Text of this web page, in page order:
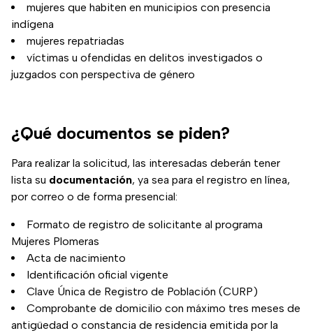
mujeres que habiten en municipios con presencia
indígena
mujeres repatriadas
víctimas u ofendidas en delitos investigados o
juzgados con perspectiva de género
¿Qué documentos se piden?
Para realizar la solicitud, las interesadas deberán tener
lista su documentación, ya sea para el registro en línea,
por correo o de forma presencial:
Formato de registro de solicitante al programa
Mujeres Plomeras
Acta de nacimiento
Identificación oficial vigente
Clave Única de Registro de Población (CURP)
Comprobante de domicilio con máximo tres meses de
antigüedad o constancia de residencia emitida por la